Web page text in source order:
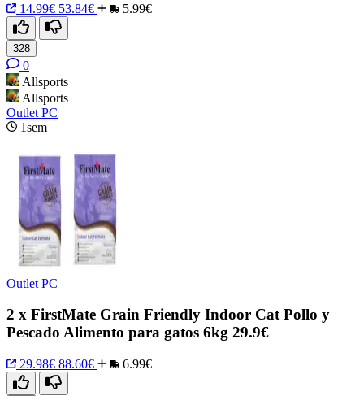
14.99€ 53.84€ 5.99€
328
0
Allsports
Allsports
Outlet PC
1sem
Outlet PC
2 x FirstMate Grain Friendly Indoor Cat Pollo y
Pescado Alimento para gatos 6kg 29.9€
29.98€ 88.60€ 6.99€